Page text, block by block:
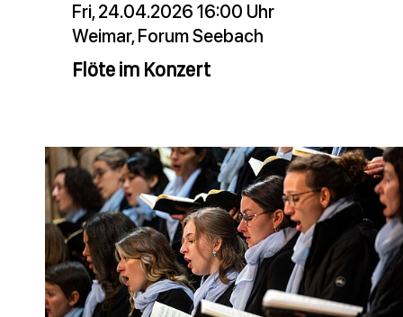
Fri, 24.04.2026 16:00 Uhr
Weimar, Forum Seebach
Flöte im Konzert